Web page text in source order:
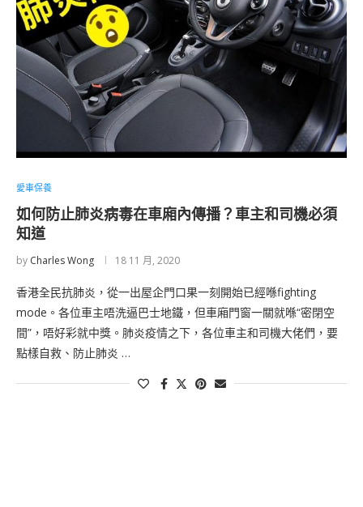
愛車保養
如何防止肺炎病毒在車廂內傳播？車主和司機必須
知道
by Charles Wong 18 11 月, 2020
香港全民抗肺炎，從一出屋企門口果一刻開始已經喺fighting
mode。各位車主唔洗逼巴士地鐵，但車廂門窗一關就喺“密閉空
間”，唔好彩就中獎。肺炎疫情之下，各位車主和司機大佬們，要
點樣自救、防止肺炎 …